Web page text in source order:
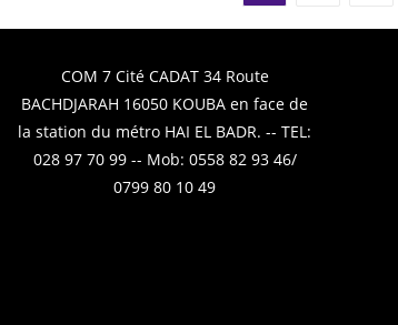
COM 7 Cité CADAT 34 Route
BACHDJARAH 16050 KOUBA en face de
la station du métro HAI EL BADR. -- TEL:
028 97 70 99 -- Mob: 0558 82 93 46/
0799 80 10 49